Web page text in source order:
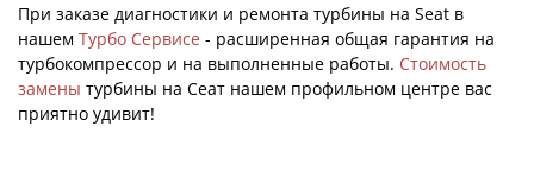
При заказе диагностики и ремонта турбины на Seat в
нашем Турбо Сервисе - расширенная общая гарантия на
турбокомпрессор и на выполненные работы. Стоимость
замены турбины на Сеат нашем профильном центре вас
приятно удивит!